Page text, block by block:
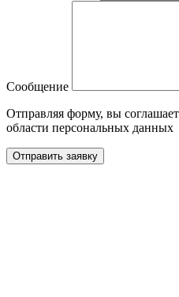
Сообщение
Отправляя форму, вы
области персональных данных
Отправить заявку